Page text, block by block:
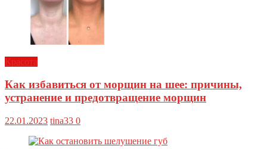
Красота
Как избавиться от морщин на шее: причины,
устранение и предотвращение морщин
22.01.2023 tina33 0